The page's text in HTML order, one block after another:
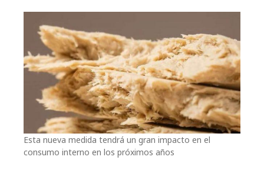
Esta nueva medida tendrá un gran impacto en el
consumo interno en los próximos años